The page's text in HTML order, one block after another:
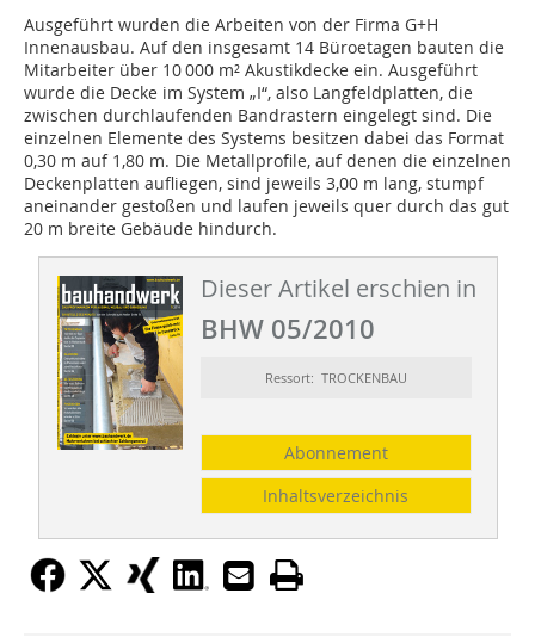
Ausgeführt wurden die Arbeiten von der Firma G+H
Innenausbau. Auf den insgesamt 14 Büroetagen bauten die
Mitarbeiter über 10 000 m² Akustikdecke ein. Ausgeführt
wurde die Decke im System „I“, also Langfeldplatten, die
zwischen durchlaufenden Bandrastern eingelegt sind. Die
einzelnen Elemente des Systems besitzen dabei das Format
0,30 m auf 1,80 m. Die Metallprofile, auf denen die einzelnen
Deckenplatten aufliegen, sind jeweils 3,00 m lang, stumpf
aneinander gestoßen und laufen jeweils quer durch das gut
20 m breite Gebäude hindurch.
Dieser Artikel erschien in
BHW 05/2010
Ressort: TROCKENBAU
Abonnement
Inhaltsverzeichnis